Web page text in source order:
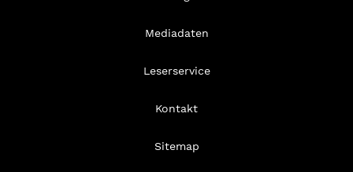
Mediadaten
Leserservice
Kontakt
Sitemap